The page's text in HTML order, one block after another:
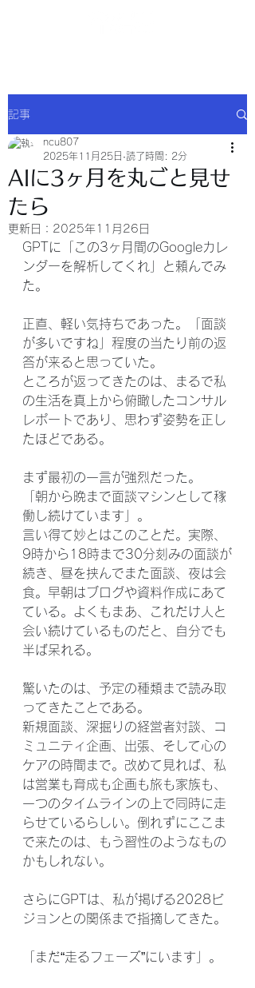
記事
AIに3ヶ月を丸ごと見せ
たら
ncu807
2025年11月25日 読了時間: 2分
更新日： 2025年11月26日
GPTに「この3ヶ月間のGoogleカレ
ンダーを解析してくれ」と頼んでみ
た。
正直、軽い気持ちであった。「面談
が多いですね」程度の当たり前の返
答が来ると思っていた。
ところが返ってきたのは、まるで私
の生活を真上から俯瞰したコンサル
レポートであり、思わず姿勢を正し
たほどである。
まず最初の一言が強烈だった。
「朝から晩まで面談マシンとして稼
働し続けています」。
言い得て妙とはこのことだ。実際、
9時から18時まで30分刻みの面談が
続き、昼を挟んでまた面談、夜は会
食。早朝はブログや資料作成にあて
ている。よくもまあ、これだけ人と
会い続けているものだと、自分でも
半ば呆れる。
驚いたのは、予定の種類まで読み取
ってきたことである。
新規面談、深掘りの経営者対談、コ
ミュニティ企画、出張、そして心の
ケアの時間まで。改めて見れば、私
は営業も育成も企画も旅も家族も、
一つのタイムラインの上で同時に走
らせているらしい。倒れずにここま
で来たのは、もう習性のようなもの
かもしれない。
さらにGPTは、私が掲げる2028ビ
ジョンとの関係まで指摘してきた。
「まだ“走るフェーズ”にいます」。